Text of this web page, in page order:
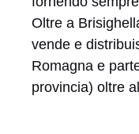
Oltre a
vende e
Romagna e
provincia) oltre